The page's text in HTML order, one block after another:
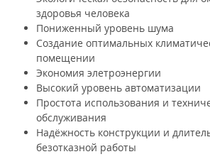
здоровья человека
Пониженный уровень шума
Создание оптимальных
помещении
Экономия элетроэнергии
Высокий уровень автоматизации
Простота использования и
обслуживания
Надёжность конструкции и
безотказной работы